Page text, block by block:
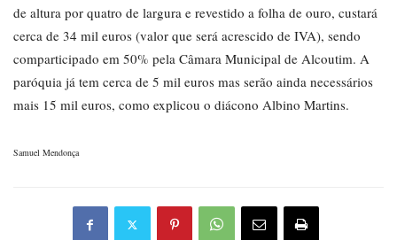
de altura por quatro de largura e revestido a folha de ouro, custará
cerca de 34 mil euros (valor que será acrescido de IVA), sendo
comparticipado em 50% pela Câmara Municipal de Alcoutim. A
paróquia já tem cerca de 5 mil euros mas serão ainda necessários
mais 15 mil euros, como explicou o diácono Albino Martins.
Samuel Mendonça